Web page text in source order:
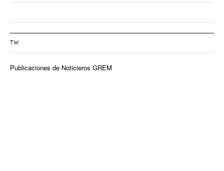
TW
Publicaciones de Noticieros GREM